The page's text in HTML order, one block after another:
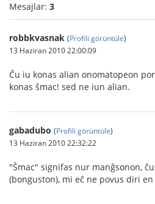
Mesajlar: 3
robbkvasnak (Profili görüntüle)
13 Haziran 2010 22:00:09
Ĉu iu konas alian onomatopeon
konas ŝmac! sed ne iun alian.
gabadubo (Profili görüntüle)
13 Haziran 2010 22:32:22
"Ŝmac" signifas nur manĝsonon,
(bonguston), mi eĉ ne povus diri